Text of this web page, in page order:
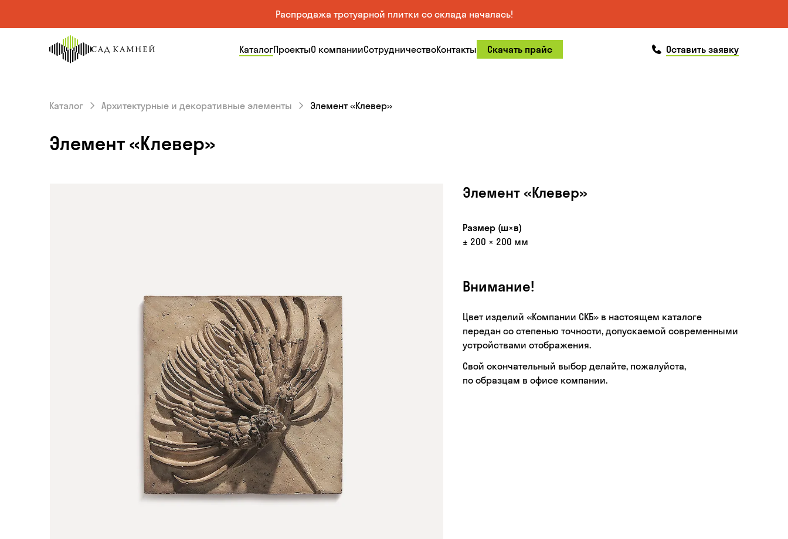
Распродажа тротуарной плитки со склада началась!
На главную
страницу
КаталогПроектыО компанииСотрудничествоКонтакты Скачать прайс позвонить
Оставить заявку
Каталог Архитектурные и декоративные элементы Элемент «Клевер»
Элемент «Клевер»
Элемент «Клевер»
Размер (ш×в)
± 200 × 200 мм
Внимание!
Цвет изделий «Компании СКБ» в настоящем каталоге
передан со степенью точности, допускаемой современными
устройствами отображения.
Свой окончательный выбор делайте, пожалуйста,
по образцам в офисе компании.